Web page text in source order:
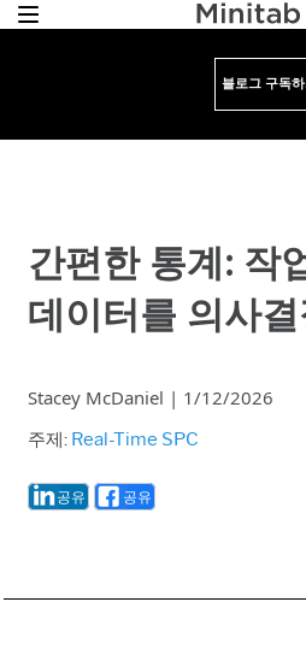
블로그 구독
간편한 통계: 작
데이터를 의사
Stacey McDaniel | 1/12/2026
주제: Real-Time SPC
공유 공유